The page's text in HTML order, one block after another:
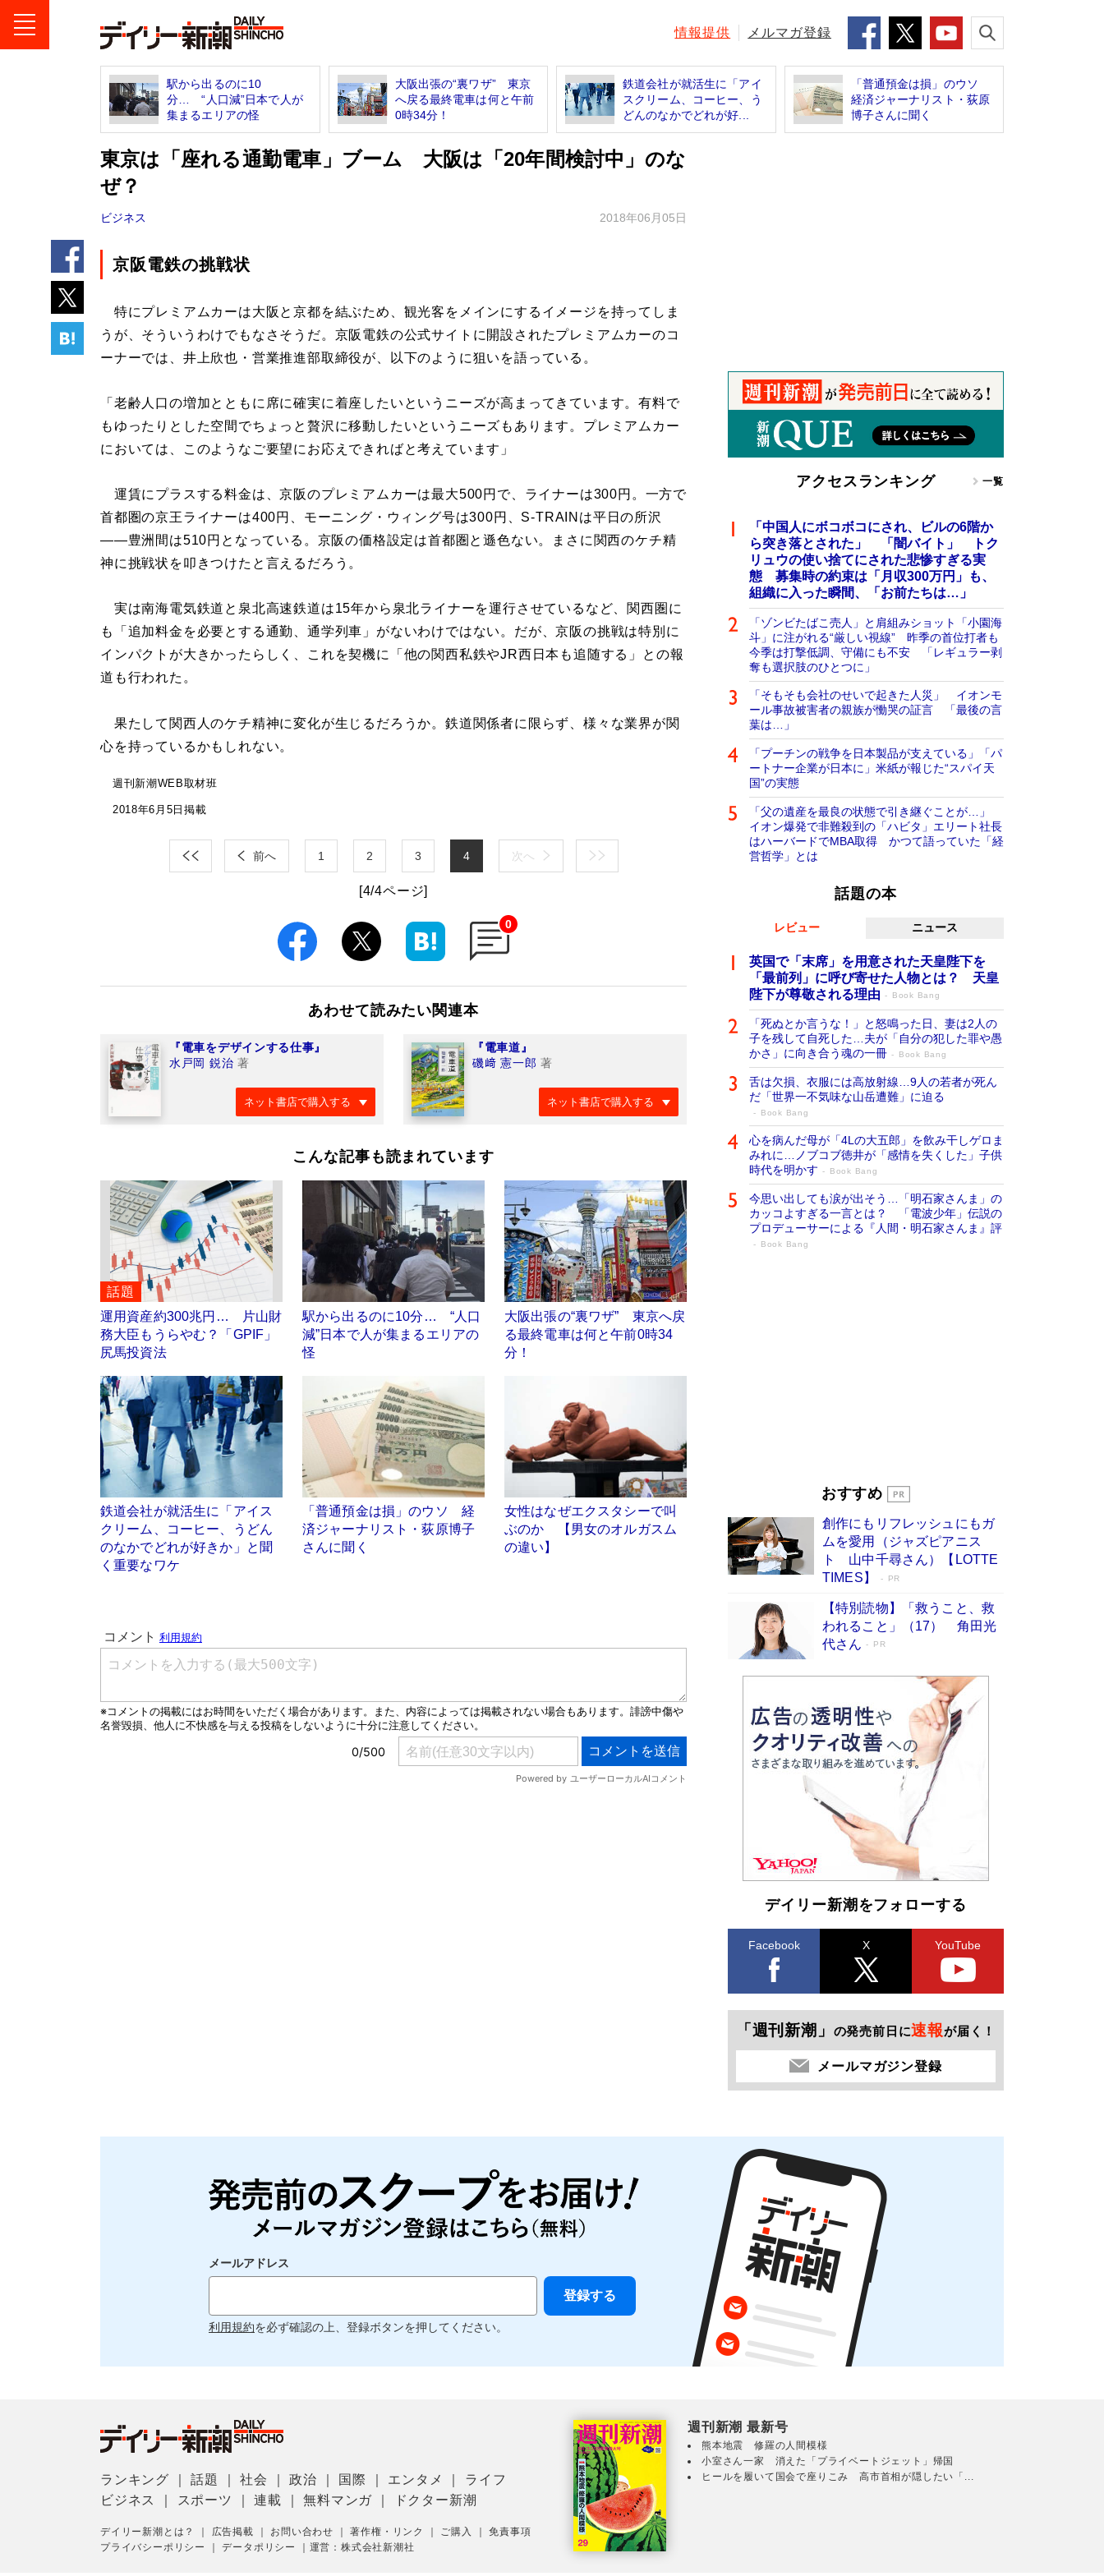
情報提供 メルマガ登録
駅から出るのに10
分… “人口減”日本で人が
集まるエリアの怪
大阪出張の“裏ワザ” 東京
へ戻る最終電車は何と午前
0時34分！
鉄道会社が就活生に「アイ
スクリーム、コーヒー、う
どんのなかでどれが好...
「普通預金は損」のウソ
経済ジャーナリスト・荻原
博子さんに聞く
東京は「座れる通勤電車」ブーム 大阪は「20年間検討中」のな
ぜ？
ビジネス 2018年06月05日
京阪電鉄の挑戦状
特にプレミアムカーは大阪と京都を結ぶため、観光客をメインにするイメージを持ってしま
うが、そういうわけでもなさそうだ。京阪電鉄の公式サイトに開設されたプレミアムカーのコ
ーナーでは、井上欣也・営業推進部取締役が、以下のように狙いを語っている。
「老齢人口の増加とともに席に確実に着座したいというニーズが高まってきています。有料で
もゆったりとした空間でちょっと贅沢に移動したいというニーズもあります。プレミアムカー
においては、このようなご要望にお応えできればと考えています」
運賃にプラスする料金は、京阪のプレミアムカーは最大500円で、ライナーは300円。一方で
首都圏の京王ライナーは400円、モーニング・ウィング号は300円、S-TRAINは平日の所沢
——豊洲間は510円となっている。京阪の価格設定は首都圏と遜色ない。まさに関西のケチ精
神に挑戦状を叩きつけたと言えるだろう。
実は南海電気鉄道と泉北高速鉄道は15年から泉北ライナーを運行させているなど、関西圏に
も「追加料金を必要とする通勤、通学列車」がないわけではない。だが、京阪の挑戦は特別に
インパクトが大きかったらしく、これを契機に「他の関西私鉄やJR西日本も追随する」との報
道も行われた。
果たして関西人のケチ精神に変化が生じるだろうか。鉄道関係者に限らず、様々な業界が関
心を持っているかもしれない。
週刊新潮WEB取材班
2018年6月5日掲載
前へ 1 2 3 4 次へ
[4/4ページ]
0
あわせて読みたい関連本
『電車をデザインする仕事』
水戸岡 鋭治 著
ネット書店で購入する
『電車道』
磯﨑 憲一郎 著
ネット書店で購入する
こんな記事も読まれています
話題
運用資産約300兆円… 片山財
務大臣もうらやむ？「GPIF」
尻馬投資法
駅から出るのに10分… “人口
減”日本で人が集まるエリアの
怪
大阪出張の“裏ワザ” 東京へ戻
る最終電車は何と午前0時34
分！
鉄道会社が就活生に「アイス
クリーム、コーヒー、うどん
のなかでどれが好きか」と聞
く重要なワケ
「普通預金は損」のウソ 経
済ジャーナリスト・荻原博子
さんに聞く
女性はなぜエクスタシーで叫
ぶのか 【男女のオルガスム
の違い】
アクセスランキング 一覧
「中国人にボコボコにされ、ビルの6階か
ら突き落とされた」 「闇バイト」 トク
リュウの使い捨てにされた悲惨すぎる実
態 募集時の約束は「月収300万円」も、
組織に入った瞬間、「お前たちは…」
「ゾンビたばこ売人」と肩組みショット「小園海
斗」に注がれる“厳しい視線” 昨季の首位打者も
今季は打撃低調、守備にも不安 「レギュラー剥
奪も選択肢のひとつに」
「そもそも会社のせいで起きた人災」 イオンモ
ール事故被害者の親族が慟哭の証言 「最後の言
葉は…」
「プーチンの戦争を日本製品が支えている」「パ
ートナー企業が日本に」米紙が報じた“スパイ天
国”の実態
「父の遺産を最良の状態で引き継ぐことが…」
イオン爆発で非難殺到の「ハビタ」エリート社長
はハーバードでMBA取得 かつて語っていた「経
営哲学」とは
話題の本
レビュー ニュース
英国で「末席」を用意された天皇陛下を
「最前列」に呼び寄せた人物とは？ 天皇
陛下が尊敬される理由
Book Bang
「死ぬとか言うな！」と怒鳴った日、妻は2人の
子を残して自死した…夫が「自分の犯した罪や愚
かさ」に向き合う魂の一冊
Book Bang
舌は欠損、衣服には高放射線…9人の若者が死ん
だ「世界一不気味な山岳遭難」に迫る
Book Bang
心を病んだ母が「4Lの大五郎」を飲み干しゲロま
みれに…ノブコブ徳井が「感情を失くした」子供
時代を明かす
Book Bang
今思い出しても涙が出そう…「明石家さんま」の
カッコよすぎる一言とは？ 「電波少年」伝説の
プロデューサーによる『人間・明石家さんま』評
Book Bang
版には「宇宙で描かれたマンガ」も収録
友近氏、絶賛！ 鎌倉を舞台に、孤独を抱えた
人々が新たな一歩を踏み出す連作短篇集『海のほ
とりのプラネット』試し読み
Book Bang
おすすめ
創作にもリフレッシュにもガ
ムを愛用（ジャズピアニス
ト 山中千尋さん）【LOTTE
TIMES】
PR
【特別読物】「救うこと、救
われること」（17） 角田光
代さん
PR
デイリー新潮をフォローする
Facebook X YouTube
「週刊新潮」 の発売前日に速報が届く！
メールマガジン登録
メールアドレス
利用規約を必ず確認の上、登録ボタンを押してください。
ランキング ｜話題 ｜社会 ｜政治 国際 エンタメ
ライフ
ビジネス
スポーツ ｜連載 ｜無料マンガ ドクター新潮
デイリー新潮とは？ 広告掲載 お問い合わせ ｜著作権・リンク ご購入 ｜免責事項
プライバシーポリシー
｜データポリシー 運営：株式会社新潮社
週刊新潮 最新号
熊本地震 修羅の人間模様
小室さん一家 消えた「プライベートジェット」帰国
ヒールを履いて国会で座りこみ 高市首相が隠したい「...